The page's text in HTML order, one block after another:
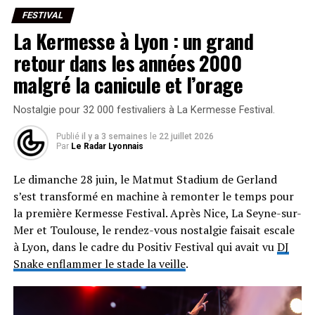
FESTIVAL
La Kermesse à Lyon : un grand
retour dans les années 2000
malgré la canicule et l’orage
Nostalgie pour 32 000 festivaliers à La Kermesse Festival.
Publié il y a 3 semaines le 22 juillet 2026
Par Le Radar Lyonnais
Le dimanche 28 juin, le Matmut Stadium de Gerland
s’est transformé en machine à remonter le temps pour
la première Kermesse Festival. Après Nice, La Seyne-sur-
Mer et Toulouse, le rendez-vous nostalgie faisait escale
à Lyon, dans le cadre du Positiv Festival qui avait vuDJ
Snake enflammer le stade la veille.